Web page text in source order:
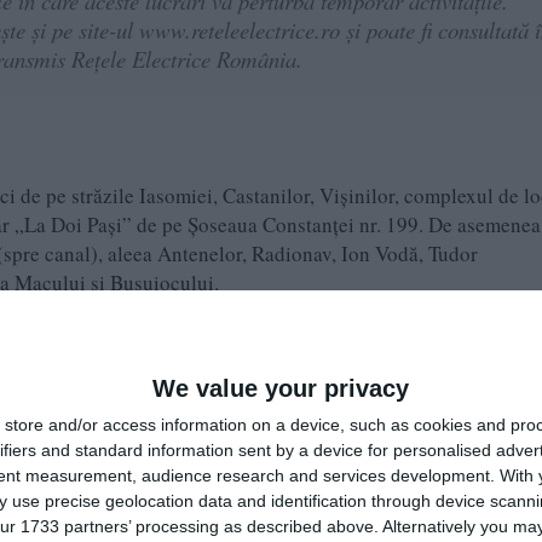
We value your privacy
store and/or access information on a device, such as cookies and
and standard information sent by a device for personalised
measurement, audience research and services development. With
use precise geolocation data and identification through device
1733 partners’ processing as described above. Alternatively you
și pe site-ul www.reteleelectrice.ro și poate fi consultată
Rețele Electrice România.
de pe străzile Iasomiei, Castanilor, Vișinilor, complexul de
Doi Pași” de pe Șoseaua Constanței nr. 199. De
canal), aleea Antenelor, Radionav, Ion Vodă, Tudor
Macului și Busuiocului.
Nord nr. 26.
Școlii, Mere, Dealului și Apusului.
Cerealelor, Câmpului, Vântului, Albatros, Semănătorului,
Escort).